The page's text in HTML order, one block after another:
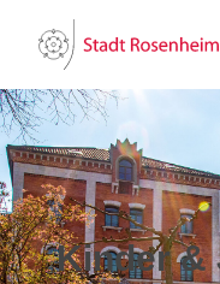
Kinder &